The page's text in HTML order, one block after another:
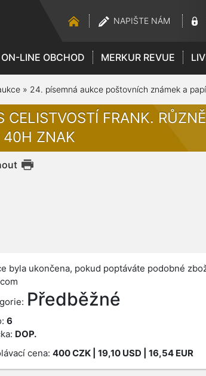
NAPIŠTE NÁM
ON-LINE OBCHOD MERKUR REVUE
» 24. písemná aukce poštovních známek a
CELISTVOSTÍ FRANK.
ZNAK
byla ukončena, pokud poptáváte podobné
Předběžné
6
DOP.
cena: 400CZK| 19,10 USD | 16,54 EUR